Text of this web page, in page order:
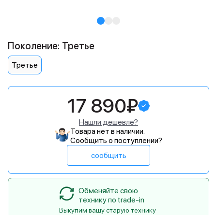
Поколение: Третье
Третье
17 890₽
Нашли дешевле?
Товара нет в наличии.
Сообщить о поступлении?
сообщить
Обменяйте свою
технику по trade-in
Выкупим вашу старую технику